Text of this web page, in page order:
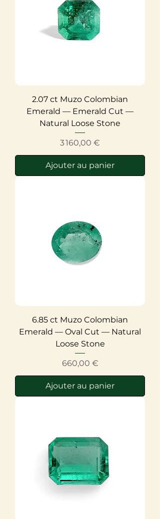
2.07 ct Muzo Colombian
Emerald — Emerald Cut —
Natural Loose Stone
Prix
3 160,00 €
Ajouter au panier
6.85 ct Muzo Colombian
Emerald — Oval Cut — Natural
Loose Stone
Prix
660,00 €
Ajouter au panier